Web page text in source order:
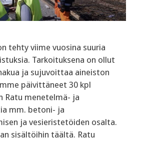
tehty viime vuosina suuria
Tarkoituksena on ollut
ja sujuvoittaa aineiston
päivittäneet 30 kpl
Ratu menetelmä- ja
mm. betoni- ja
ja vesieristetöiden osalta.
sisältöihin täältä. Ratu